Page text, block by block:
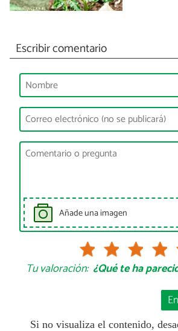
Escribir comentario
Añade una imagen
Tu valoración: ¿Qué te ha
Si no visualiza el contenido,